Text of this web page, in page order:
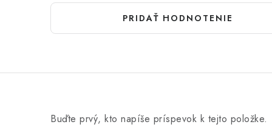
PRIDAŤ HODNOTENIE
Buďte prvý, kto napíše príspevok k tejto položke.